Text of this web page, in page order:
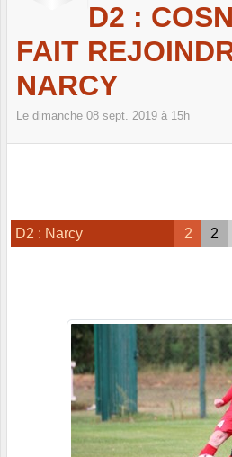
D2 :
FAIT
NARCY
Le dimanche 08 sept. 2019 à 15h
D2 : Narcy 2 2